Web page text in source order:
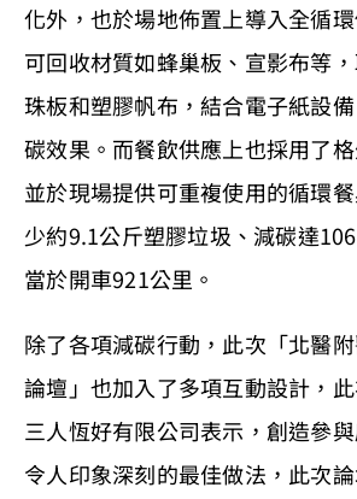
化外，也於場地佈置上導入全循
可回收材質如蜂巢板、宣影布等
珠板和塑膠帆布，結合電子紙設
碳效果。而餐飲供應上也採用了格
並於現場提供可重複使用的循環
少約9.1公斤塑膠垃圾、減碳達
當於開車921公里。
除了各項減碳行動，此次「北醫
論壇」也加入了多項互動設計，
三人恆好有限公司表示，創造參
令人印象深刻的最佳做法，此次